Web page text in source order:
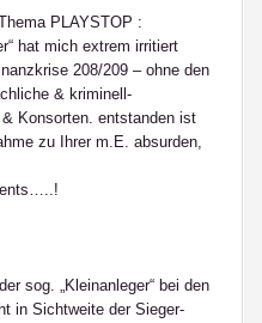
PLAYSTOP :
hat mich extrem irritiert
208/209 – ohne den
& kriminell-
Konsorten. entstanden ist
zu Ihrer m.E. absurden,
sog. „Kleinanleger“ bei den
in Sichtweite der Sieger-